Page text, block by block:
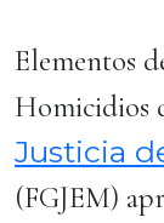
Elementos
Homicidios
Justicia
(FGJEM)